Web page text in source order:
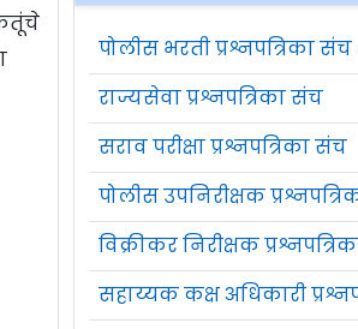
पोलीस भरती प्रश्नपत्रिका संच
राज्यसेवा प्रश्नपत्रिका संच
सराव परीक्षा प्रश्नपत्रिका संच
पोलीस उपनिरीक्षक